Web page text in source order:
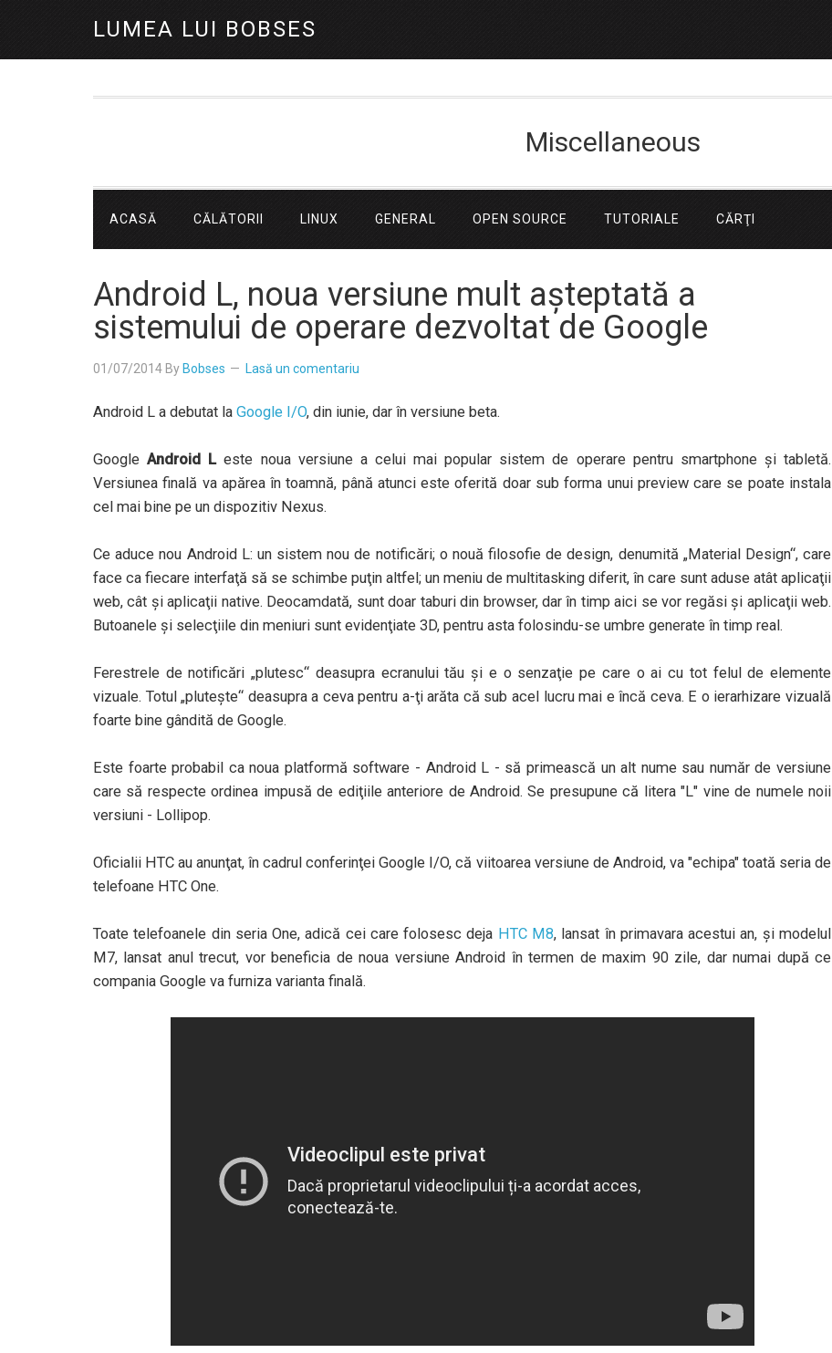
LUMEA LUI BOBSES
Miscellaneous
ACASĂ CĂLĂTORII LINUX GENERAL OPEN SOURCE TUTORIALE CĂRŢI
Android L, noua versiune mult așteptată a
sistemului de operare dezvoltat de Google
01/07/2014 By Bobses Lasă un comentariu
Android L a debutat la Google I/O, din iunie, dar în versiune beta.
GoogleAndroid Leste noua versiune a celui mai popular sistem de operare pentru smartphone şi tabletă.
Versiunea finală va apărea în toamnă, până atunci este oferită doar sub forma unui preview care se poate instala
cel mai bine pe un dispozitiv Nexus.
Ce aduce nou Android L: un sistem nou de notificări; o nouă filosofie de design, denumită „Material Design“, care
face ca fiecare interfaţă să se schimbe puţin altfel; un meniu de multitasking diferit, în care sunt aduse atât aplicaţii
web, cât şi aplicaţii native. Deocamdată, sunt doar taburi din browser, dar în timp aici se vor regăsi şi aplicaţii web.
Butoanele şi selecţiile din meniuri sunt evidenţiate 3D, pentru asta folosindu-se umbre generate în timp real.
Ferestrele de notificări „plutesc“ deasupra ecranului tău şi e o senzaţie pe care o ai cu tot felul de elemente
vizuale. Totul „pluteşte“ deasupra a ceva pentru a-ţi arăta că sub acel lucru mai e încă ceva. E o ierarhizare vizuală
foarte bine gândită de Google.
Este foarte probabil ca noua platformă software - Android L - să primească un alt nume sau număr de versiune
care să respecte ordinea impusă de ediţiile anteriore de Android. Se presupune că litera "L" vine de numele noii
versiuni - Lollipop.
Oficialii HTC au anunţat, în cadrul conferinţei Google I/O, că viitoarea versiune de Android, va "echipa" toată seria de
telefoane HTC One.
Toate telefoanele din seria One, adică cei care folosesc deja HTC M8, lansat în primavara acestui an, şi modelul
M7, lansat anul trecut, vor beneficia de noua versiune Android în termen de maxim 90 zile, dar numai după ce
compania Google va furniza varianta finală.